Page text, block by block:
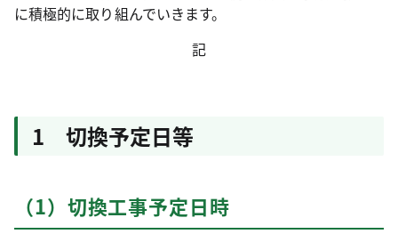
に積極的に取り組んでいきます。
記
1 切換予定日等
（1）切換工事予定日時